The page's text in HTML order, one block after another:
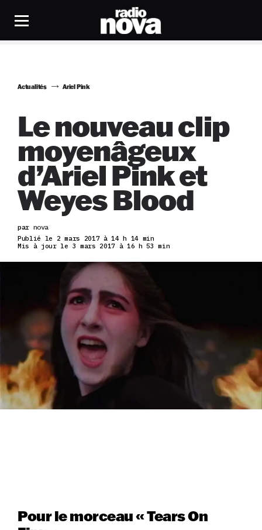
Actualités Ariel Pink
Le nouveau clip
moyenâgeux
d’Ariel Pink et
Weyes Blood
par nova
Publié le 2 mars 2017 à 14 h 14 min
Mis à jour le 3 mars 2017 à 16 h 53 min
Pour le morceau « Tears On